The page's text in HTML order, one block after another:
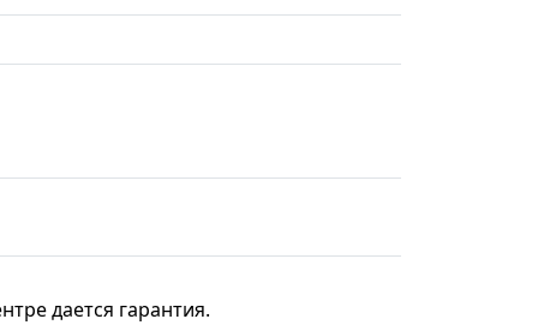
дается гарантия.